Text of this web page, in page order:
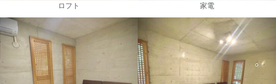
ロフト 家電